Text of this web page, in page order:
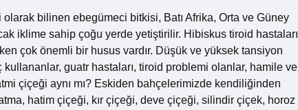
bilinen ebegümeci bitkisi, Batı Afrika, Orta ve Güney
iklime sahip çoğu yerde yetiştirilir. Hibiskus tiroid hastaları
çok önemli bir husus vardır. Düşük ve yüksek tansiyon
kullananlar, guatr hastaları, tiroid problemi olanlar, hamile ve
çiçeği aynı mı? Eskiden bahçelerimizde kendiliğinden
hatim çiçeği, kır çiçeği, deve çiçeği, silindir çiçek, horoz